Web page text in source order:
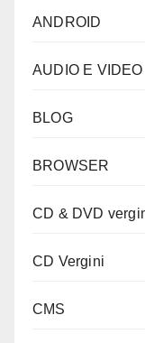
ANDROID
AUDIO E VIDEO
BLOG
BROWSER
CD & DVD
CD Vergini
CMS